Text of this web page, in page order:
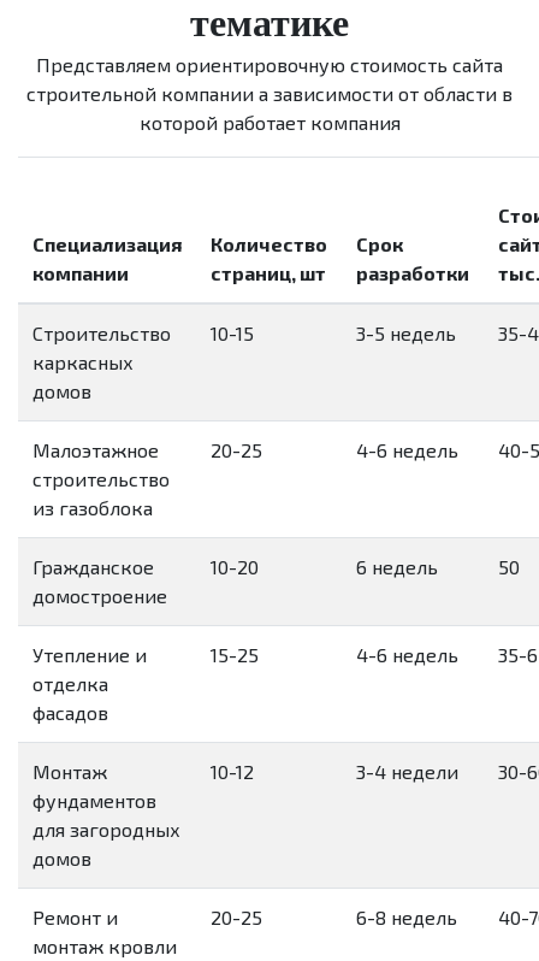
тематике
Представляем ориентировочную стоимость сайта
строительной компании а зависимости от области в
которой работает компания
Специализация
компании
Количество
страниц, шт
Срок
разработки
Строительство
каркасных
домов
10-15 3-5 недель 35-
Малоэтажное
строительство
из газоблока
20-25 4-6 недель 40-
Гражданское
домостроение
10-20 6 недель 50
Утепление и
отделка
фасадов
15-25 4-6 недель 35-
Монтаж
фундаментов
для загородных
домов
10-12 3-4 недели 30-
Ремонт и
монтаж кровли
20-25 6-8 недель 40-